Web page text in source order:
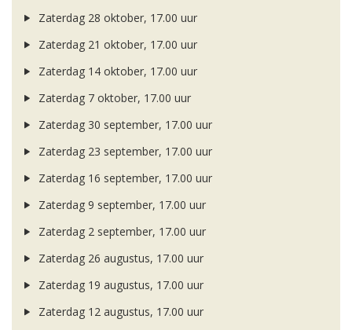
Zaterdag 28 oktober, 17.00 uur
Zaterdag 21 oktober, 17.00 uur
Zaterdag 14 oktober, 17.00 uur
Zaterdag 7 oktober, 17.00 uur
Zaterdag 30 september, 17.00 uur
Zaterdag 23 september, 17.00 uur
Zaterdag 16 september, 17.00 uur
Zaterdag 9 september, 17.00 uur
Zaterdag 2 september, 17.00 uur
Zaterdag 26 augustus, 17.00 uur
Zaterdag 19 augustus, 17.00 uur
Zaterdag 12 augustus, 17.00 uur